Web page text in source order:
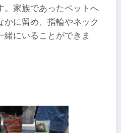
。家族であったペットへ
かに留め、指輪やネック
緒にいることができま